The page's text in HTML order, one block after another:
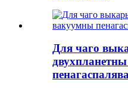
Для чаго